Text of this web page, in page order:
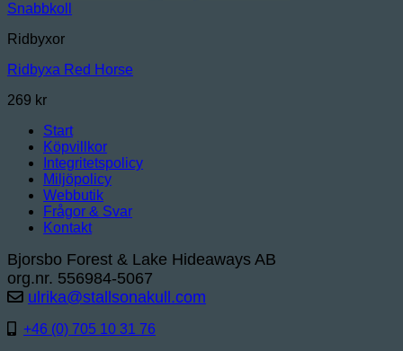
Snabbkoll
Ridbyxor
Ridbyxa Red Horse
269 kr
Start
Köpvillkor
Integritetspolicy
Miljöpolicy
Webbutik
Frågor & Svar
Kontakt
Bjorsbo Forest & Lake Hideaways AB
org.nr. 556984-5067
ulrika@stallsonakull.com
+46 (0) 705 10 31 76